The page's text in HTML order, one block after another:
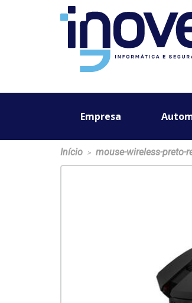
Empresa
Início > mouse-wireless-preto-